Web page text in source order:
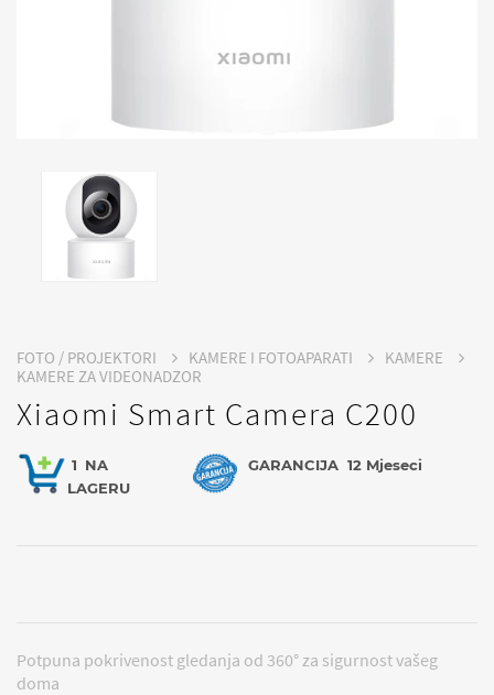
FOTO / PROJEKTORI KAMERE I FOTOAPARATI
KAMERE
KAMERE ZA VIDEONADZOR
Xiaomi Smart Camera C200
1 NA
LAGERU
GARANCIJA 12 Mjeseci
Potpuna pokrivenost gledanja od 360° za sigurnost vašeg
doma